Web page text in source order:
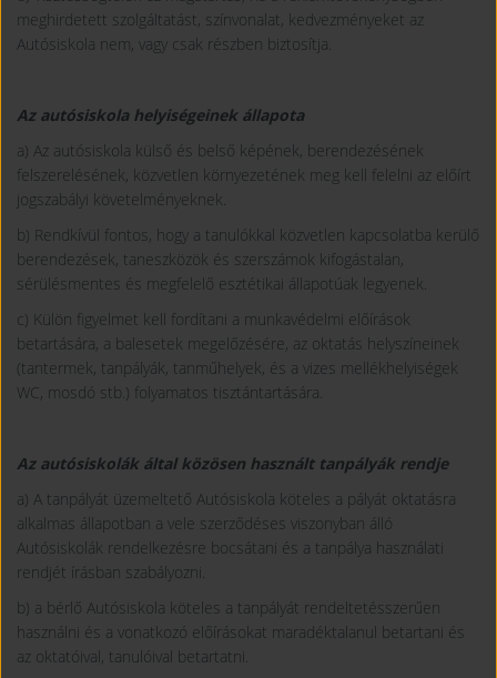
meghirdetett szolgáltatást, színvonalat, kedvezményeket az
Autósiskola nem, vagy csak részben biztosítja.
Az autósiskola helyiségeinek állapota
a) Az autósiskola külső és belső képének, berendezésének
felszerelésének, közvetlen környezetének meg kell felelni az előírt
jogszabályi követelményeknek.
b) Rendkívül fontos, hogy a tanulókkal közvetlen kapcsolatba kerülő
berendezések, taneszközök és szerszámok kifogástalan,
sérülésmentes és megfelelő esztétikai állapotúak legyenek.
c) Külön figyelmet kell fordítani a munkavédelmi előírások
betartására, a balesetek megelőzésére, az oktatás helyszíneinek
(tantermek, tanpályák, tanműhelyek, és a vizes mellékhelyiségek
WC, mosdó stb.) folyamatos tisztántartására.
Az autósiskolák által közösen használt tanpályák rendje
a) A tanpályát üzemeltető Autósiskola köteles a pályát oktatásra
alkalmas állapotban a vele szerződéses viszonyban álló
Autósiskolák rendelkezésre bocsátani és a tanpálya használati
rendjét írásban szabályozni.
b) a bérlő Autósiskola köteles a tanpályát rendeltetésszerűen
használni és a vonatkozó előírásokat maradéktalanul betartani és
az oktatóival, tanulóival betartatni.